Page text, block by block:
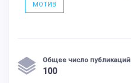
МОТИВ
Общее число публикаций
100